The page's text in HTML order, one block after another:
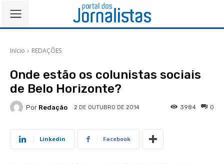
Início REDAÇÕES
Onde estão os colunistas sociais
de Belo Horizonte?
Por Redação 2 DE OUTUBRO DE 2014 0
3984
Linkedin Facebook